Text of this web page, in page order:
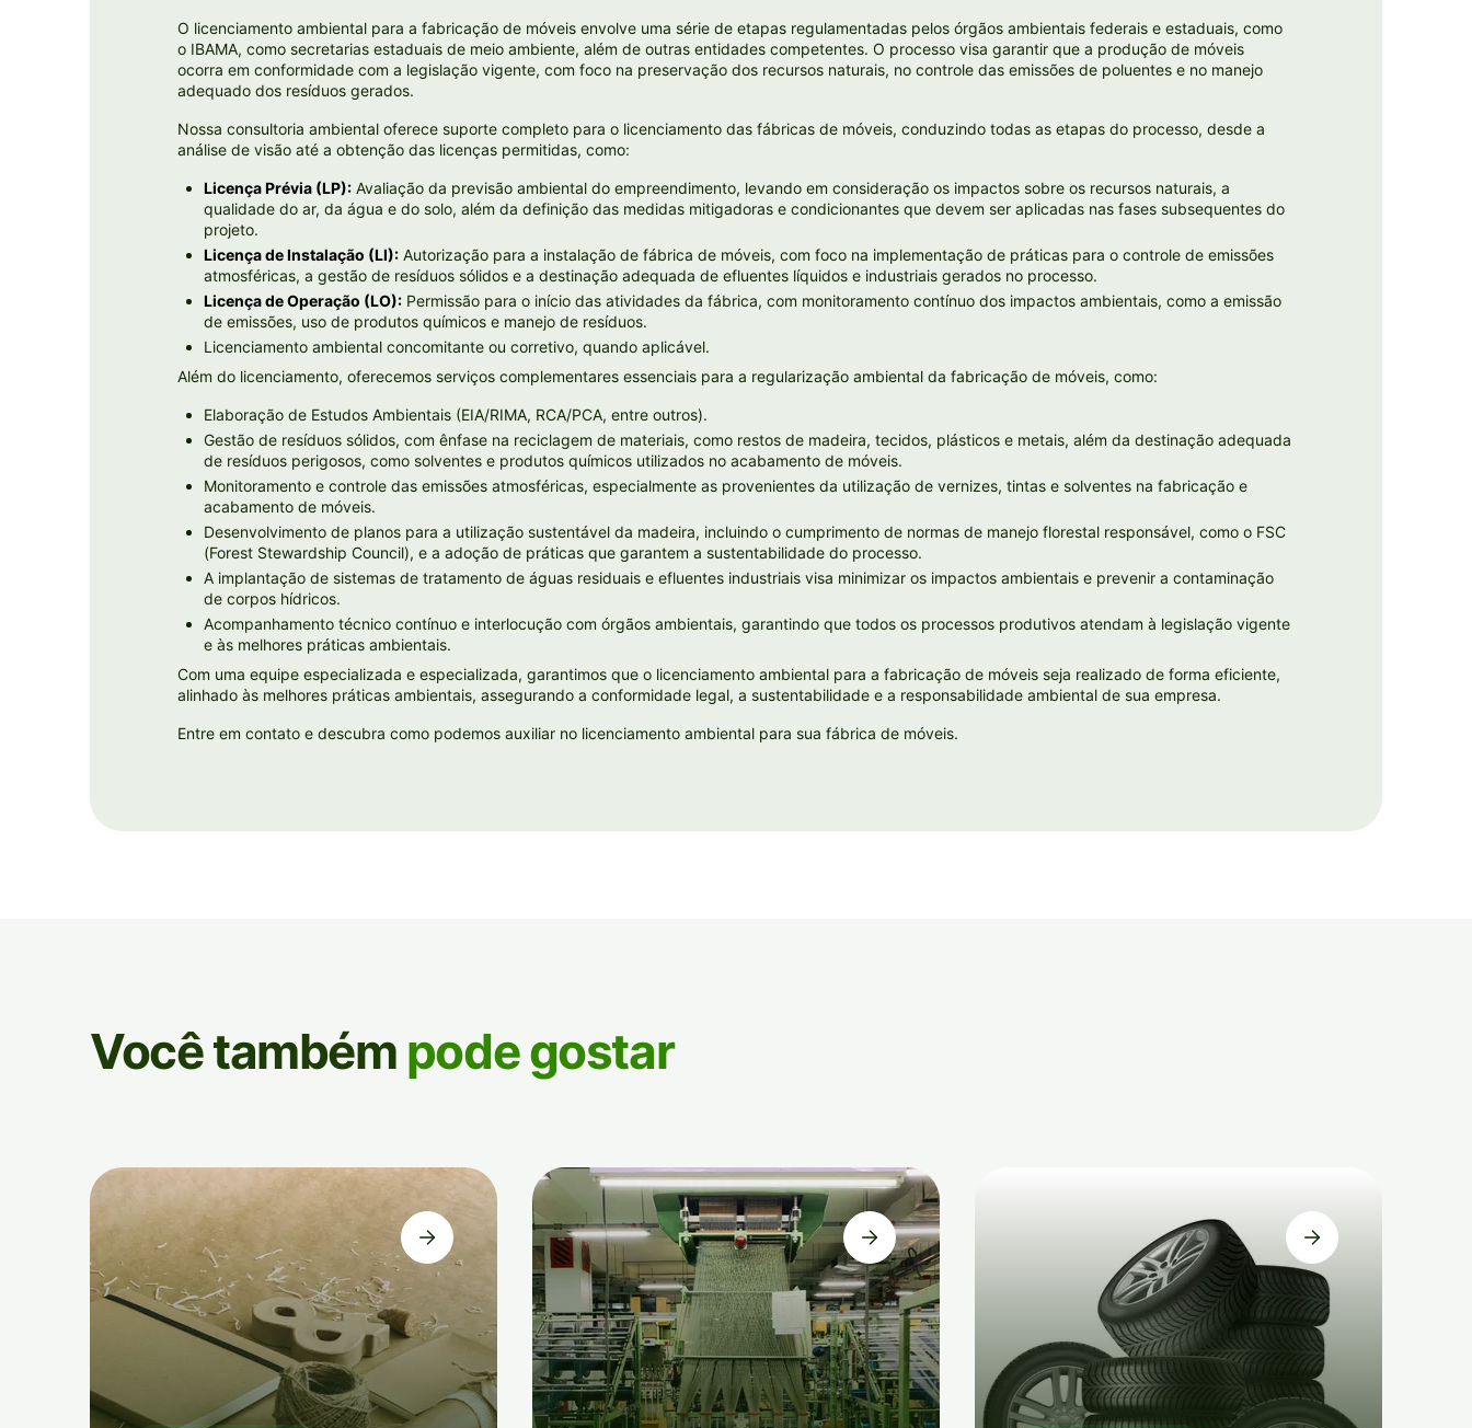
O licenciamento ambiental para a fabricação de móveis envolve uma série de etapas regulamentadas pelos órgãos ambientais federais e estaduais, como
o IBAMA, como secretarias estaduais de meio ambiente, além de outras entidades competentes. O processo visa garantir que a produção de móveis
ocorra em conformidade com a legislação vigente, com foco na preservação dos recursos naturais, no controle das emissões de poluentes e no manejo
adequado dos resíduos gerados.
Nossa consultoria ambiental oferece suporte completo para o licenciamento das fábricas de móveis, conduzindo todas as etapas do processo, desde a
análise de visão até a obtenção das licenças permitidas, como:
Licença Prévia (LP): Avaliação da previsão ambiental do empreendimento, levando em consideração os impactos sobre os recursos naturais, a
qualidade do ar, da água e do solo, além da definição das medidas mitigadoras e condicionantes que devem ser aplicadas nas fases subsequentes do
projeto.
Licença de Instalação (LI): Autorização para a instalação de fábrica de móveis, com foco na implementação de práticas para o controle de emissões
atmosféricas, a gestão de resíduos sólidos e a destinação adequada de efluentes líquidos e industriais gerados no processo.
Licença de Operação (LO): Permissão para o início das atividades da fábrica, com monitoramento contínuo dos impactos ambientais, como a emissão
de emissões, uso de produtos químicos e manejo de resíduos.
Licenciamento ambiental concomitante ou corretivo, quando aplicável.
Além do licenciamento, oferecemos serviços complementares essenciais para a regularização ambiental da fabricação de móveis, como:
Elaboração de Estudos Ambientais (EIA/RIMA, RCA/PCA, entre outros).
Gestão de resíduos sólidos, com ênfase na reciclagem de materiais, como restos de madeira, tecidos, plásticos e metais, além da destinação adequada
de resíduos perigosos, como solventes e produtos químicos utilizados no acabamento de móveis.
Monitoramento e controle das emissões atmosféricas, especialmente as provenientes da utilização de vernizes, tintas e solventes na fabricação e
acabamento de móveis.
Desenvolvimento de planos para a utilização sustentável da madeira, incluindo o cumprimento de normas de manejo florestal responsável, como o FSC
(Forest Stewardship Council), e a adoção de práticas que garantem a sustentabilidade do processo.
A implantação de sistemas de tratamento de águas residuais e efluentes industriais visa minimizar os impactos ambientais e prevenir a contaminação
de corpos hídricos.
Acompanhamento técnico contínuo e interlocução com órgãos ambientais, garantindo que todos os processos produtivos atendam à legislação vigente
e às melhores práticas ambientais.
Com uma equipe especializada e especializada, garantimos que o licenciamento ambiental para a fabricação de móveis seja realizado de forma eficiente,
alinhado às melhores práticas ambientais, assegurando a conformidade legal, a sustentabilidade e a responsabilidade ambiental de sua empresa.
Entre em contato e descubra como podemos auxiliar no licenciamento ambiental para sua fábrica de móveis.
Você também pode gostar